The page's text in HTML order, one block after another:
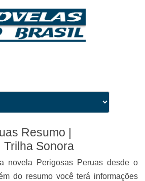
Resumo |
Trilha Sonora
novela Perigosas Peruas desde o
do resumo você terá informações